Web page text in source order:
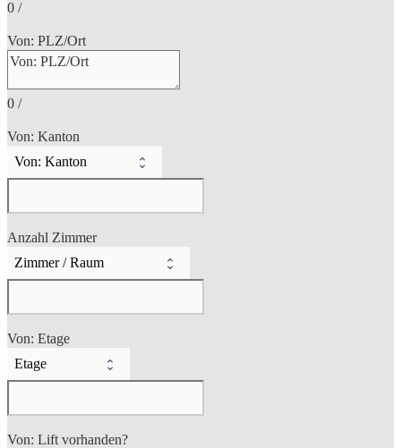
0 /
Von: PLZ/Ort
0 /
Von: Kanton
Anzahl Zimmer
Von: Etage
Von: Lift vorhanden?